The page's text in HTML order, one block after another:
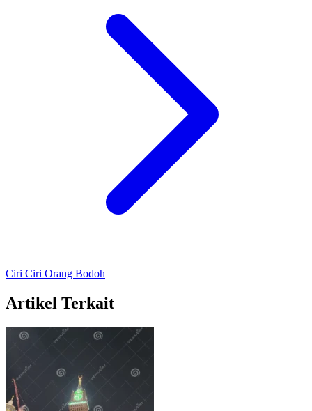
Ciri Ciri Orang Bodoh
Artikel Terkait